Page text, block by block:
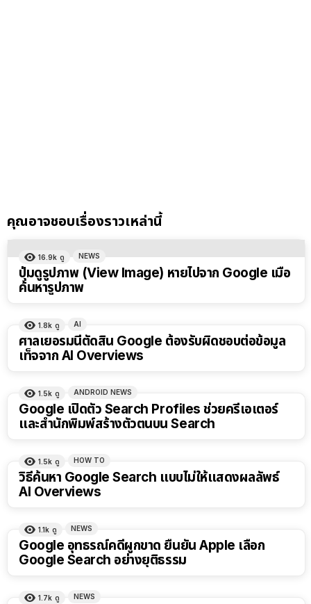
คุณอาจชอบเรื่องราวเหล่านี้
16.9k ดู NEWS
ปุ่มดูรูปภาพ (View Image) หายไปจาก Google เมื่อ
ค้นหารูปภาพ
1.8k ดู AI
ศาลเยอรมนีตัดสิน Google ต้องรับผิดชอบต่อข้อมูล
เท็จจาก AI Overviews
1.5k ดู ANDROID NEWS
Google เปิดตัว Search Profiles ช่วยครีเอเตอร์
และสำนักพิมพ์สร้างตัวตนบน Search
1.5k ดู HOW TO
วิธีค้นหา Google Search แบบไม่ให้แสดงผลลัพธ์
AI Overviews
1.1k ดู NEWS
Google อุทธรณ์คดีผูกขาด ยืนยัน Apple เลือก
Google Search อย่างยุติธรรม
1.7k ดู NEWS